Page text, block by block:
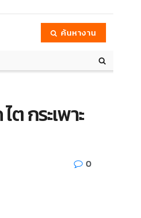
ค้นหางาน
กระเพาะ
0